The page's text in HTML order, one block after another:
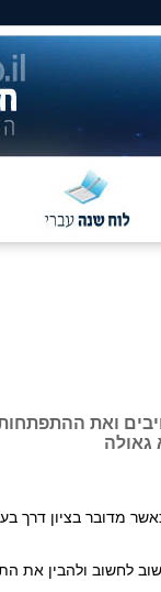
ואת
גאולה
מדובר בציון דרך
הזמן לשוב לחשוב ולהבין את